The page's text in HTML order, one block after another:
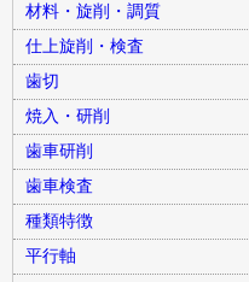
材料・旋削・調質
仕上旋削・検査
歯切
焼入・研削
歯車研削
歯車検査
種類特徴
平行軸